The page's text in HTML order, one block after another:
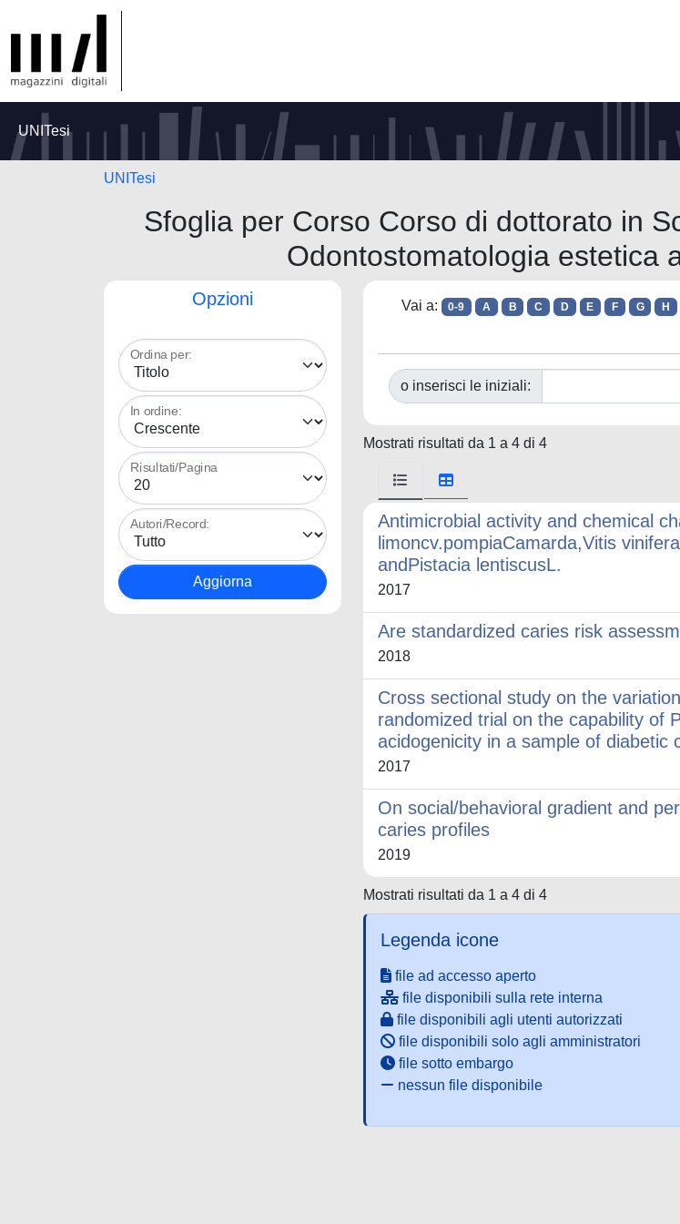
UNITesi
UNITesi
Sfoglia per Corso Corso di dottorato in
Odontostomatologia estetica
Opzioni
Ordina per:
In ordine:
Risultati/Pagina
Autori/Record:
Vai a: 0-9 A B C D E F G H
o inserisci le iniziali:
Mostrati risultati da 1 a 4 di 4
Antimicrobial activity and chemical
limoncv.pompiaCamarda,Vitis
andPistacia lentiscusL.
2017
Are standardized caries risk
2018
Cross sectional study on the
randomized trial on the capability of
acidogenicity in a sample of diabetic
2017
On social/behavioral gradient and
caries profiles
2019
Mostrati risultati da 1 a 4 di 4
Legenda icone
file ad accesso aperto
file disponibili sulla rete interna
file disponibili agli utenti autorizzati
file disponibili solo agli amministratori
file sotto embargo
nessun file disponibile